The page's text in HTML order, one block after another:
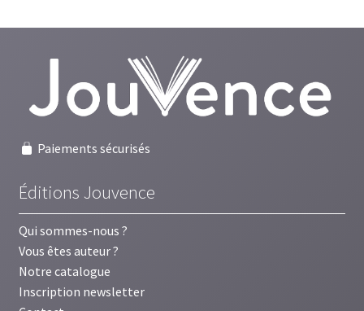
Paiements sécurisés
Éditions Jouvence
Qui sommes-nous ?
Vous êtes auteur ?
Notre catalogue
Inscription newsletter